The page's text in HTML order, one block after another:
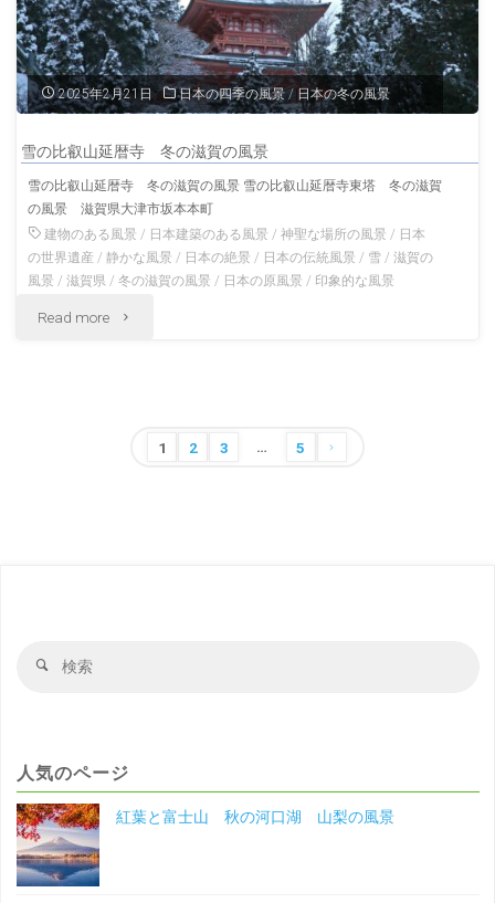
町
並
滋
賀
の
2025年2月21日 日本の四季の風景 / 日本の冬の風景
雪の比叡山延暦寺 冬の滋賀の風景
雪の比叡山延暦寺 冬の滋賀の風景 雪の比叡山延暦寺東塔 冬の滋賀
の風景 滋賀県大津市坂本本町
建物のある風景 / 日本建築のある風景 /神聖な場所の風景 / 日本
の世界遺産 /静かな風景 / 日本の絶景 / 日本の伝統風景 / 雪 /滋賀の
風景 /滋賀県 /冬の滋賀の風景 / 日本の原風景 / 印象的な風景
Read more "雪
投
1 2 3 … 5
検
人気のページ
紅葉と富士山 秋の河口湖 山梨の風景